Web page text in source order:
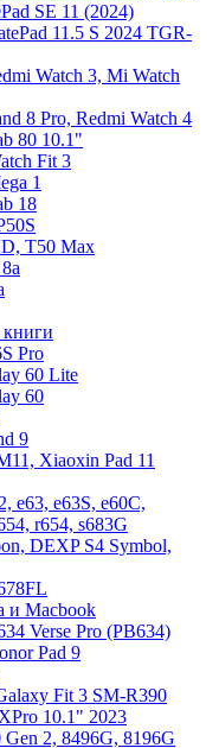
SE 11 (2024)
11.5 S 2024 TGR-
Watch 3, Mi Watch
8 Pro, Redmi Watch 4
80 10.1"
Fit 3
1
18
T50 Max
книги
Pro
60 Lite
60
9
Xiaoxin Pad 11
e63, e63S, e60C,
r654, s683G
DEXP S4 Symbol,
и Macbook
Verse Pro (PB634)
Pad 9
Fit 3 SM-R390
10.1" 2023
2, 8496G, 8196G